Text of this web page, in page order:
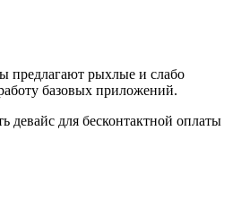
предлагают рыхлые и слабо
базовых приложений.
девайс для бесконтактной оплаты